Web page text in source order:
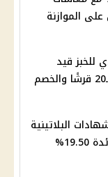
على الموازنة
للخبز قيد
الدراسة والرغيف مستمر بـ20 قرشًا والخصم
البلاتينية